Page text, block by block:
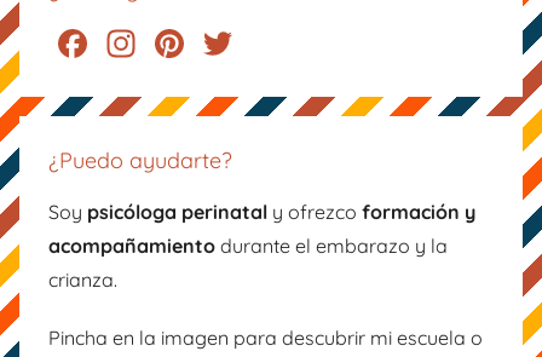
F
c
e
b
o
o
In
a
gr
a
m
Pi
er
e
st
tt
¿Puedo ayudarte?
Soy psicóloga perinatal y ofrezco formación y
acompañamiento durante el embarazo y la
crianza.
Pincha en la imagen para descubrir mi escuela o